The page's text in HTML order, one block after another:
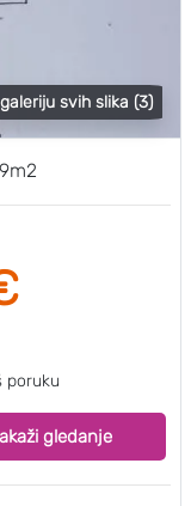
svih slika (3)
poruku
gledanje